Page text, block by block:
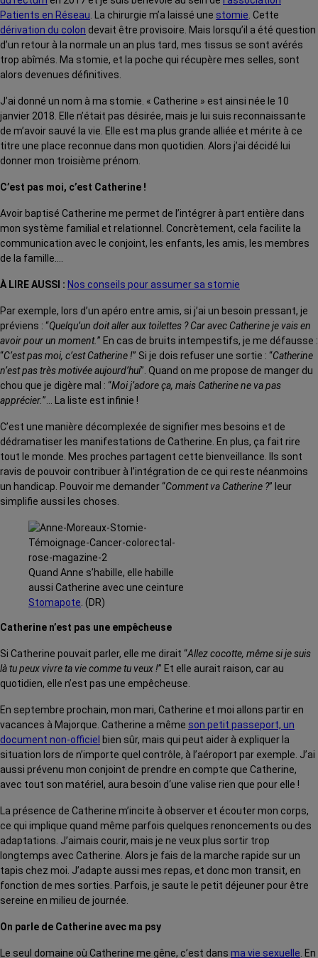
Patients en Réseau. La chirurgie m’a laissé une stomie. Cette
dérivation du colon devait être provisoire. Mais lorsqu’il a été question
d’un retour à la normale un an plus tard, mes tissus se sont avérés
trop abîmés. Ma stomie, et la poche qui récupère mes selles, sont
alors devenues définitives.
J’ai donné un nom à ma stomie. « Catherine » est ainsi née le 10
janvier 2018. Elle n’était pas désirée, mais je lui suis reconnaissante
de m’avoir sauvé la vie. Elle est ma plus grande alliée et mérite à ce
titre une place reconnue dans mon quotidien. Alors j’ai décidé lui
donner mon troisième prénom.
C’est pas moi, c’est Catherine !
Avoir baptisé Catherine me permet de l’intégrer à part entière dans
mon système familial et relationnel. Concrètement, cela facilite la
communication avec le conjoint, les enfants, les amis, les membres
de la famille….
À LIRE AUSSI : Nos conseils pour assumer sa stomie
Par exemple, lors d’un apéro entre amis, si j’ai un besoin pressant, je
préviens : “Quelqu’un doit aller aux toilettes ? Car avec Catherine je vais en
avoir pour un moment.” En cas de bruits intempestifs, je me défausse :
“C’est pas moi, c’est Catherine !” Si je dois refuser une sortie : “Catherine
n’est pas très motivée aujourd’hui”. Quand on me propose de manger du
chou que je digère mal : “Moi j’adore ça, mais Catherine ne va pas
apprécier.”… La liste est infinie !
C’est une manière décomplexée de signifier mes besoins et de
dédramatiser les manifestations de Catherine. En plus, ça fait rire
tout le monde. Mes proches partagent cette bienveillance. Ils sont
ravis de pouvoir contribuer à l’intégration de ce qui reste néanmoins
un handicap. Pouvoir me demander “Comment va Catherine ?” leur
simplifie aussi les choses.
Quand Anne s’habille, elle habille
aussi Catherine avec une ceinture
Stomapote. (DR)
Catherine n’est pas une empêcheuse
Si Catherine pouvait parler, elle me dirait “Allez cocotte, même si je suis
là tu peux vivre ta vie comme tu veux !” Et elle aurait raison, car au
quotidien, elle n’est pas une empêcheuse.
En septembre prochain, mon mari, Catherine et moi allons partir en
vacances à Majorque. Catherine a même son petit passeport, un
document non-officiel bien sûr, mais qui peut aider à expliquer la
situation lors de n’importe quel contrôle, à l’aéroport par exemple. J’ai
aussi prévenu mon conjoint de prendre en compte que Catherine,
avec tout son matériel, aura besoin d‘une valise rien que pour elle !
La présence de Catherine m’incite à observer et écouter mon corps,
ce qui implique quand même parfois quelques renoncements ou des
adaptations. J’aimais courir, mais je ne veux plus sortir trop
longtemps avec Catherine. Alors je fais de la marche rapide sur un
tapis chez moi. J’adapte aussi mes repas, et donc mon transit, en
fonction de mes sorties. Parfois, je saute le petit déjeuner pour être
sereine en milieu de journée.
On parle de Catherine avec ma psy
Le seul domaine où Catherine me gêne, c’est dans ma vie sexuelle. En